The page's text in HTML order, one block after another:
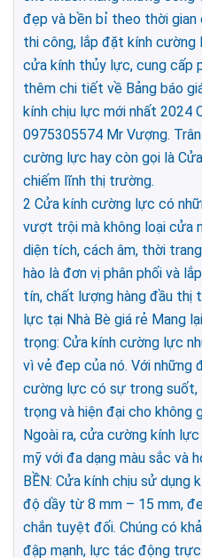
đẹp và bền bỉ theo thời gian
thi công, lắp đặt kính
cửa kính thủy lực, cung cấp
thêm chi tiết về Bảng báo
kính chịu lực mới nhất 2024
0975305574 Mr Vượng.
cường lực hay còn gọi là
chiếm lĩnh thị trường.
2 Cửa kính cường lực có
vượt trội mà không loại cửa
diện tích, cách âm, thời
hào là đơn vị phân phối và
tín, chất lượng hàng đầu thị
lực tại Nhà Bè giá rẻ Mang
trọng: Cửa kính cường lực
vì vẻ đep của nó. Với những
cường lực có sự trong suốt,
trọng và hiện đại cho không
Ngoài ra, cửa cường kính
mỹ với đa dạng màu sắc
BỀN: Cửa kính chịu sử
độ dầy từ 8 mm – 15 mm,
chắn tuyệt đối. Chúng có
đập mạnh, lực tác động